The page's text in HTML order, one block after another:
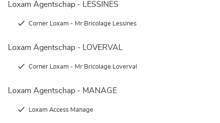
Loxam Agentschap - LESSINES
Corner Loxam - Mr Bricolage Lessines
Loxam Agentschap - LOVERVAL
Corner Loxam - Mr Bricolage Loverval
Loxam Agentschap - MANAGE
Loxam Access Manage